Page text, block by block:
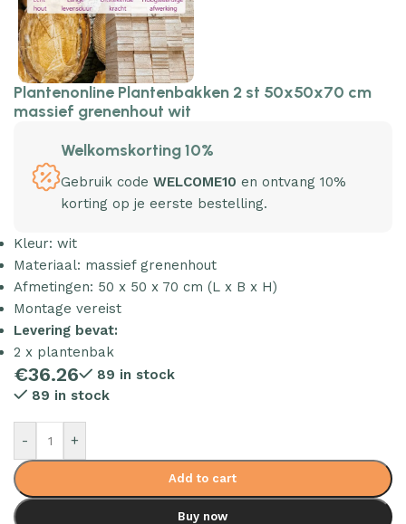
Plantenonline Plantenbakken 2 st 50x50x70 cm
massief grenenhout wit
Welkomskorting 10%
Gebruik code WELCOME10 en ontvang 10%
korting op je eerste bestelling.
Kleur: wit
Materiaal: massief grenenhout
Afmetingen: 50 x 50 x 70 cm (L x B x H)
Montage vereist
Levering bevat:
2 x plantenbak
€36.26
89 in stock
89 in stock
- +
Add to cart
Buy now